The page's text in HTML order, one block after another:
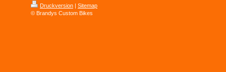
Druckversion | Sitemap
© Brandys Custom Bikes